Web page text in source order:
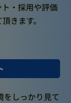
・採用や評価
きます。
をしっかり見て